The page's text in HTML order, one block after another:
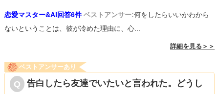
恋愛マスター&AI回答6件 ベストアンサー:何をしたらいいかわから
ないということは、彼が冷めた理由に、心...
詳細を見る＞＞
ベストアンサーあり
告白したら友達でいたいと言われた。どうし